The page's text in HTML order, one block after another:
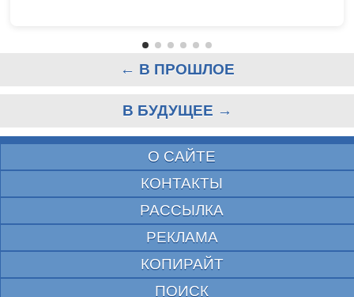
← В ПРОШЛОЕ
В БУДУЩЕЕ →
О САЙТЕ
КОНТАКТЫ
РАССЫЛКА
РЕКЛАМА
КОПИРАЙТ
ПОИСК